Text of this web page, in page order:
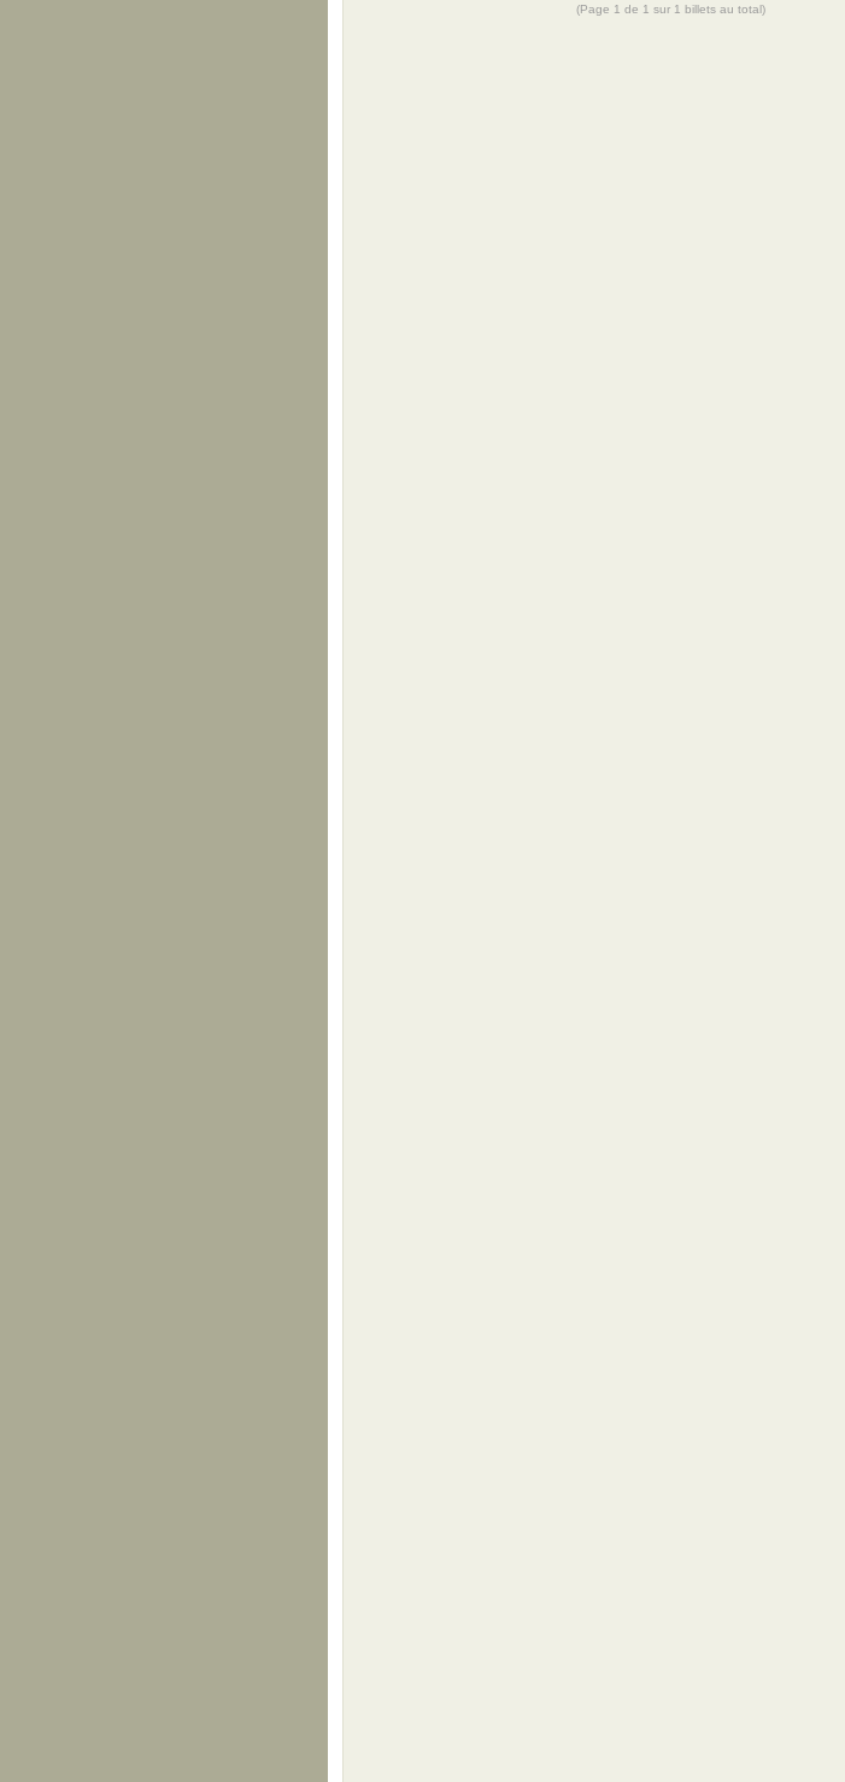
(Page 1 de 1 sur 1 billets au total)